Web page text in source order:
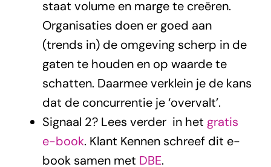
staat volume en marge te creëren.
Organisaties doen er goed aan
(trends in) de omgeving scherp in de
gaten te houden en op waarde te
schatten. Daarmee verklein je de kans
dat de concurrentie je ‘overvalt’.
Signaal 2? Lees verder in het gratis
e-book. Klant Kennen schreef dit e-
book samen met DBE.